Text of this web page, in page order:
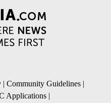
| Community Guidelines |
Applications |